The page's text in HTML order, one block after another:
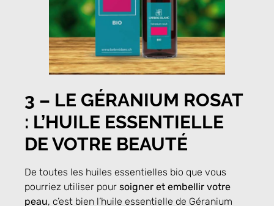
3 – LE GÉRANIUM ROSAT
: L’HUILE ESSENTIELLE
DE VOTRE BEAUTÉ
De toutes les huiles essentielles bio que vous
pourriez utiliser pour soigner et embellir votre
peau, c’est bien l’huile essentielle de Géranium